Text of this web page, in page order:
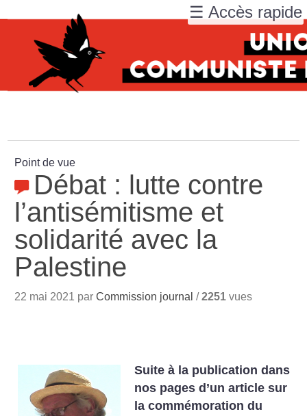
Point de vue
Débat : lutte contre
l’antisémitisme et
solidarité avec la
Palestine
22 mai 2021 parCommission journal /2251 vues
Suite à la publication dans
nos pages d’un article sur
la commémoration du
☰ Accès rapide